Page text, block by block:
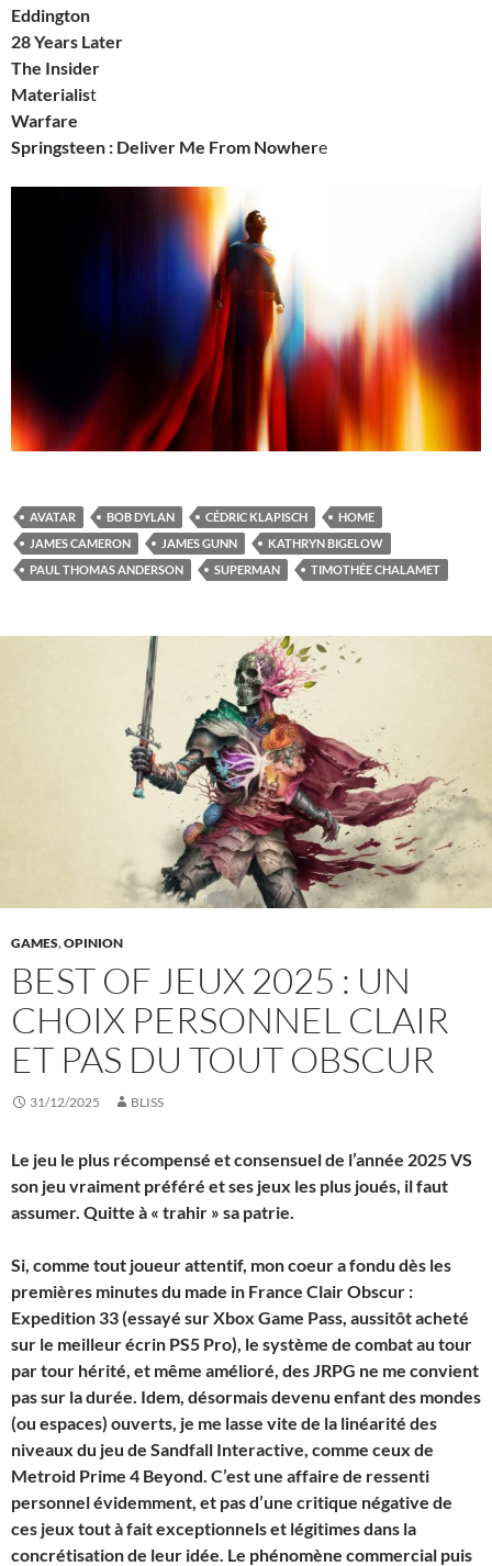
Eddington
28 Years Later
The Insider
Materialist
Warfare
Springsteen : Deliver Me From Nowhere
AVATAR BOB DYLAN CÉDRIC KLAPISCH
HOME
JAMES CAMERON
JAMES GUNN
KATHRYN BIGELOW
PAUL THOMAS ANDERSON
SUPERMAN TIMOTHÉE CHALAMET
GAMES,OPINION
BEST OF JEUX 2025 : UN
CHOIX PERSONNEL CLAIR
ET PAS DU TOUT OBSCUR
31/12/2025 BLISS
Le jeu le plus récompensé et consensuel de l’année 2025 VS
son jeu vraiment préféré et ses jeux les plus joués, il faut
assumer. Quitte à « trahir » sa patrie.
Si, comme tout joueur attentif, mon coeur a fondu dès les
premières minutes du made in France Clair Obscur :
Expedition 33 (essayé sur Xbox Game Pass, aussitôt acheté
sur le meilleur écrin PS5 Pro), le système de combat au tour
par tour hérité, et même amélioré, des JRPG ne me convient
pas sur la durée. Idem, désormais devenu enfant des mondes
(ou espaces) ouverts, je me lasse vite de la linéarité des
niveaux du jeu de Sandfall Interactive, comme ceux de
Metroid Prime 4 Beyond. C’est une affaire de ressenti
personnel évidemment, et pas d’une critique négative de
ces jeux tout à fait exceptionnels et légitimes dans la
concrétisation de leur idée. Le phénomène commercial puis